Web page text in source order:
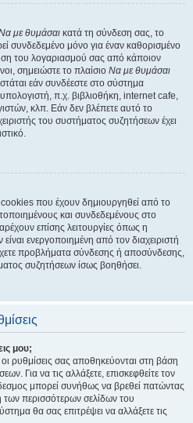
με θυμάσαι κατά τη σύνδεση σας, το
συνδεδεμένο μόνο για έναν καθορισμένο
του λογαριασμού σας από κάποιον
σημειώστε το πλαίσιο Να με θυμάσαι
εάν συνδέεστε στο σύστημα
π.χ. βιβλιοθήκη, internet cafe,
κλπ. Εάν δεν βλέπετε αυτό το
του συστήματος συζητήσεων έχει
που έχουν δημιουργηθεί από το
και συνδεδεμένους στο
επίσης λειτουργίες όπως η
ενεργοποιημένη από τον διαχειριστή
προβλήματα σύνδεσης ή αποσύνδεσης,
συζητήσεων ίσως βοηθήσει.
μου;
ρυθμίσεις σας αποθηκεύονται στη βάση
Για να τις αλλάξετε, επισκεφθείτε τον
μπορεί συνήθως να βρεθεί πατώντας
περισσότερων σελίδων του
θα σας επιτρέψει να αλλάξετε τις